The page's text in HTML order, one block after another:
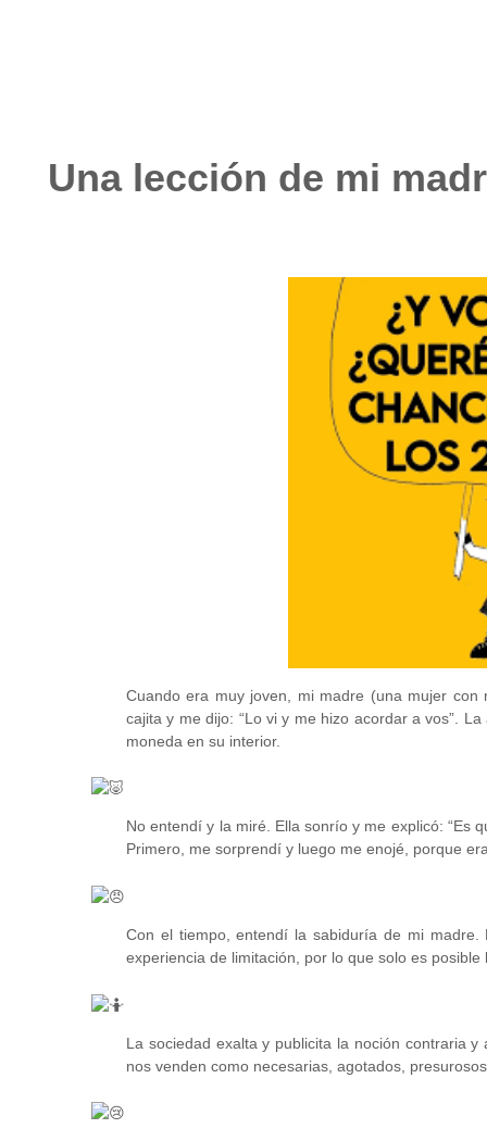
Una lección de mi
Cuando era muy joven, mi madre (una mujer
cajita y me dijo: “Lo vi y me hizo acordar avos”.
moneda en su interior.
No entendí y la miré. Ella sonrío y me explicó: “Es
Primero, me sorprendí y luego me enojé, porque
Con el tiempo, entendí la sabiduría de mi
experiencia de limitación, por lo que solo es
La sociedad exalta y publicita la noción contraria
nos venden como necesarias, agotados,